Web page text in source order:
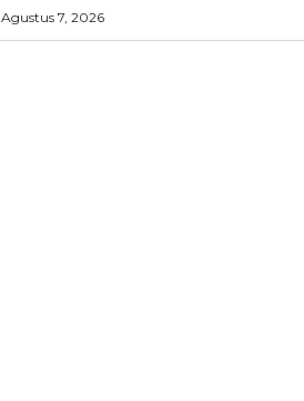
Agustus 7, 2026